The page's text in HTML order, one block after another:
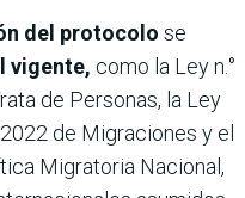
del protocolo se
vigente, como la Ley n.°
de Personas, la Ley
de Migraciones y el
Migratoria Nacional,